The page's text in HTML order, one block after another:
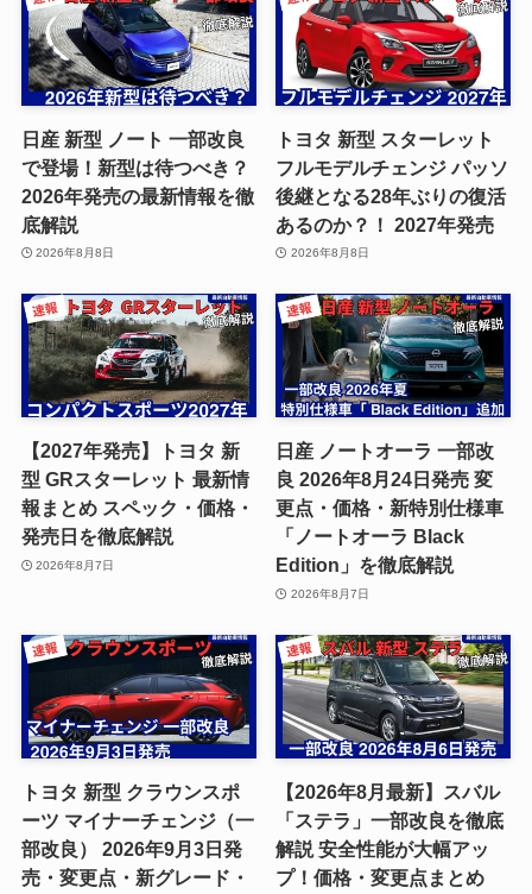
日産 新型 ノート 一部改良
で登場！新型は待つべき？
2026年発売の最新情報を徹
底解説
2026年8月8日
トヨタ 新型 スターレット
フルモデルチェンジ パッソ
後継となる28年ぶりの復活
あるのか？！ 2027年発売
2026年8月8日
【2027年発売】トヨタ 新
型 GRスターレット 最新情
報まとめ スペック・価格・
発売日を徹底解説
2026年8月7日
日産 ノートオーラ 一部改
良 2026年8月24日発売 変
更点・価格・新特別仕様車
「ノートオーラ Black
Edition」を徹底解説
2026年8月7日
トヨタ 新型 クラウンスポ
ーツ マイナーチェンジ（一
部改良） 2026年9月3日発
売・変更点・新グレード・
【2026年8月最新】スバル
「ステラ」一部改良を徹底
解説 安全性能が大幅アッ
プ！価格・変更点まとめ